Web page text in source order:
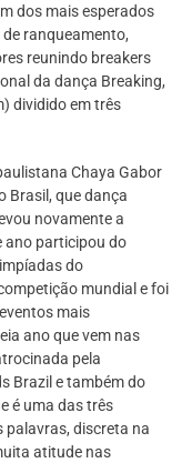
dos mais esperados
ranqueamento,
reunindo breakers
da dança Breaking,
dividido em três
Chaya Gabor
Brasil, que dança
novamente a
ano participou do
do
mundial e foi
mais
ano que vem nas
pela
Brazil e também do
é uma das três
palavras, discreta na
atitude nas